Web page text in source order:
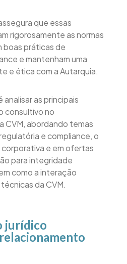
que essas
rigorosamente as normas
boas práticas de
e mantenham uma
e ética com a Autarquia.
as principais
consultivo no
CVM, abordando temas
e compliance, o
e em ofertas
para integridade
como a interação
da CVM.
jurídico